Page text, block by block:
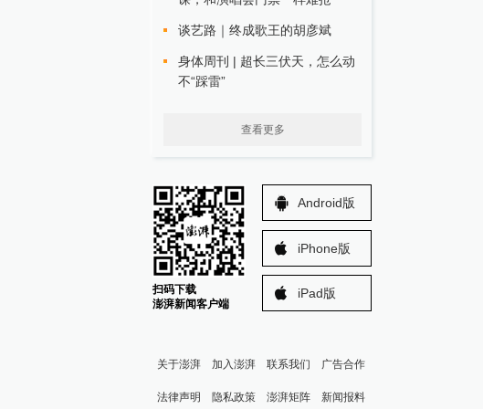
谈艺路｜终成歌王的胡彦斌
身体周刊 | 超长三伏天，怎么动
不“踩雷”
查看更多
扫码下载
澎湃新闻客户端
Android版
iPhone版
iPad版
关于澎湃 加入澎湃 联系我们 广告合作
法律声明 隐私政策 澎湃矩阵 新闻报料